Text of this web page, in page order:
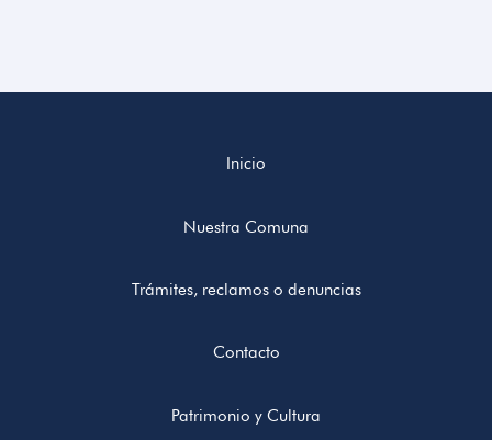
Inicio
Nuestra Comuna
Trámites, reclamos o denuncias
Contacto
Patrimonio y Cultura